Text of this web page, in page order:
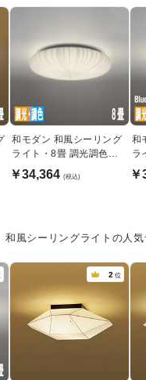
和モダン 和風シーリング
ライト・8畳 調光調色機
能 | リモコン付
￥34,364 (税込)
和
ラ
能
￥
和風シーリングライトの人
2 位